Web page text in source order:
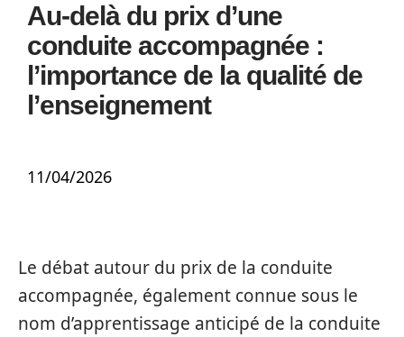
Au-delà du prix d’une
conduite accompagnée :
l’importance de la qualité de
l’enseignement
11/04/2026
Le débat autour du prix de la conduite
accompagnée, également connue sous le
nom d’apprentissage anticipé de la conduite